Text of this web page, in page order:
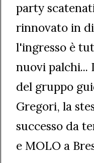
party
rinnovato in
l'ingresso è
nuovi palchi...
del gruppo
Gregori, la
successo da
e MOLO a